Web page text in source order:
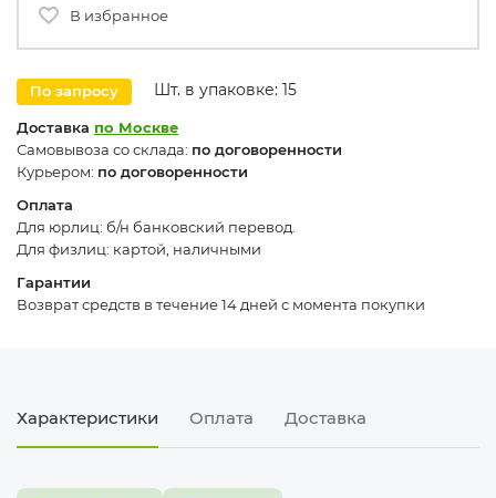
В избранное
По запросу Шт. в упаковке: 15
Доставка по Москве
Самовывоза со склада: по договоренности
Курьером: по договоренности
Оплата
Для юрлиц: б/н банковский перевод.
Для физлиц: картой, наличными
Гарантии
Возврат средств в течение 14 дней с момента покупки
Характеристики Оплата Доставка